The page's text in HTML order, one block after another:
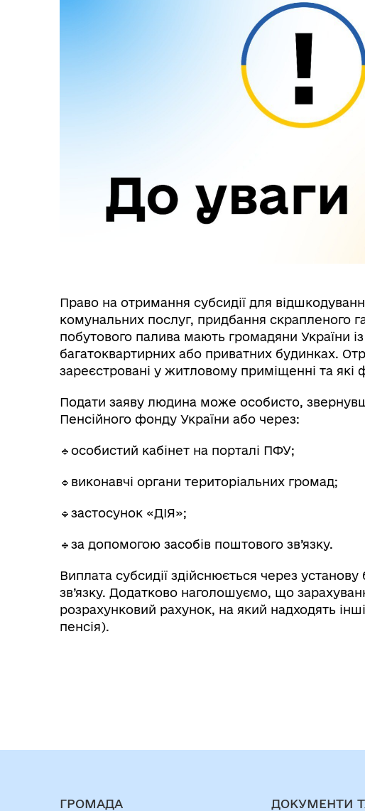
Право на отримання субсидії для
комунальних послуг, придбання скрапленого
побутового палива мають громадяни України
багатоквартирних або приватних будинках.
зареєстровані у житловому приміщенні та
Подати заяву людина може особисто,
Пенсійного фонду України або через:
🔹особистий кабінет на порталі ПФУ;
🔹виконавчі органи територіальних громад;
🔹застосунок «ДІЯ»;
🔹за допомогою засобів поштового зв’язку.
Виплата субсидії здійснюється через
зв’язку. Додатково наголошуємо, що
розрахунковий рахунок, на який надходять
пенсія).
ГРОМАДА ДОКУМЕНТИ